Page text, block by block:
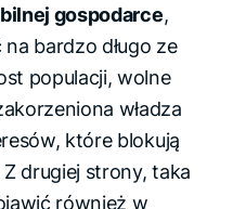
gospodarce,
bardzo długo ze
populacji, wolne
władza
które blokują
drugiej strony, taka
również w